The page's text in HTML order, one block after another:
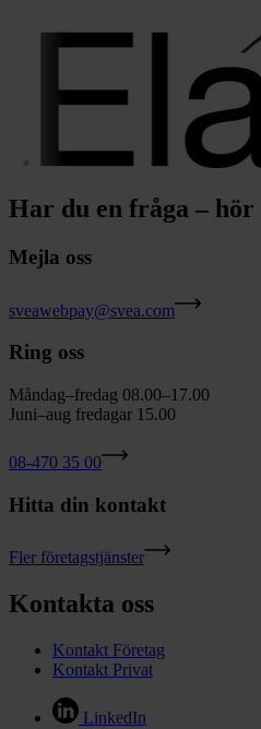
Har du en fråga – hör
Mejla oss
sveawebpay@svea.com
Ring oss
Måndag–fredag 08.00–17.00
Juni–aug fredagar 15.00
08-470 35 00
Hitta din kontakt
Fler företagstjänster
Kontakta oss
Kontakt Företag
Kontakt Privat
LinkedIn